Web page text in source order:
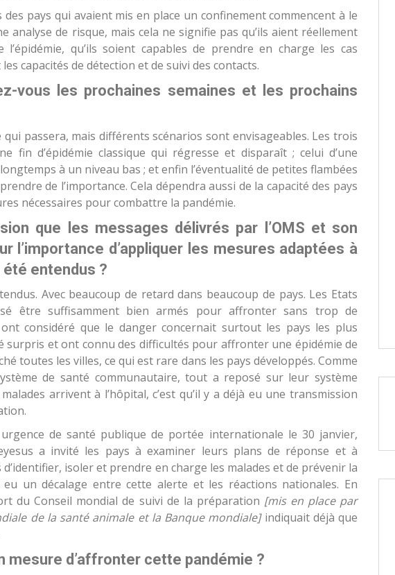
pays qui avaient mis en place un confinement commencent à le
analyse de risque, mais cela ne signifie pas qu’ils aient réellement
l’épidémie, qu’ils soient capables de prendre en charge les cas
capacités de détection et de suivi des contacts.
vous les prochaines semaines et les prochains
passera, mais différents scénarios sont envisageables. Les trois
fin d’épidémie classique qui régresse et disparaît ; celui d’une
à un niveau bas ; et enfin l’éventualité de petites flambées
de l’importance. Cela dépendra aussi de la capacité des pays
nécessaires pour combattre la pandémie.
que les messages délivrés par l’OMS et son
l’importance d’appliquer les mesures adaptées à
été entendus ?
Avec beaucoup de retard dans beaucoup de pays. Les Etats
être suffisamment bien armés pour affronter sans trop de
ont considéré que le danger concernait surtout les pays les plus
surpris et ont connu des difficultés pour affronter une épidémie de
toutes les villes, ce qui est rare dans les pays développés. Comme
de santé communautaire, tout a reposé sur leur système
arrivent à l’hôpital, c’est qu’il y a déjà eu une transmission
de santé publique de portée internationale le 30 janvier,
a invité les pays à examiner leurs plans de réponse et à
d’identifier, isoler et prendre en charge les malades et de prévenir la
un décalage entre cette alerte et les réactions nationales. En
du Conseil mondial de suivi de la préparation [mis en place par
de la santé animale et la Banque mondiale]indiquait déjà que
mesure d’affronter cette pandémie ?